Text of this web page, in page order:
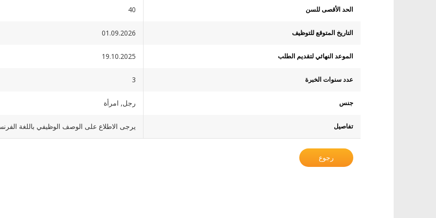
الحد الأقصى للسن 40
التاريخ المتوقع للتوظيف 01.09.2026
الموعد النهائي لتقديم الطلب 19.10.2025
عدد سنوات الخبرة 3
جنس رجل, امرأة
تفاصيل يرجى الاطلاع على الوصف الوظيفي باللغة
رجوع